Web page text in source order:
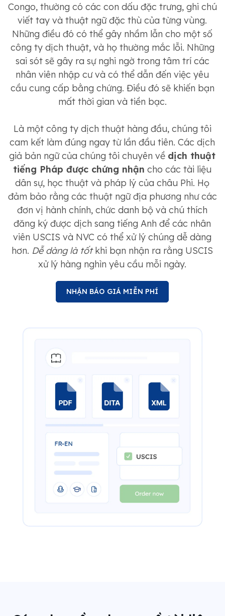
Congo, thường có các con dấu đặc trưng, ​​ghi chú
viết tay và thuật ngữ đặc thù của từng vùng.
Những điều đó có thể gây nhầm lẫn cho một số
công ty dịch thuật, và họ thường mắc lỗi. Những
sai sót sẽ gây ra sự nghi ngờ trong tâm trí các
nhân viên nhập cư và có thể dẫn đến việc yêu
cầu cung cấp bằng chứng. Điều đó sẽ khiến bạn
mất thời gian và tiền bạc.
Là một công ty dịch thuật hàng đầu, chúng tôi
cam kết làm đúng ngay từ lần đầu tiên. Các dịch
giả bản ngữ của chúng tôi chuyên về dịch thuật
tiếng Pháp được chứng nhận cho các tài liệu
dân sự, học thuật và pháp lý của châu Phi. Họ
đảm bảo rằng các thuật ngữ địa phương như các
đơn vị hành chính, chức danh bộ và chú thích
đăng ký được dịch sang tiếng Anh để các nhân
viên USCIS và NVC có thể xử lý chúng dễ dàng
hơn. Dễ dàng là tốtkhi bạn nhận ra rằng USCIS
xử lý hàng nghìn yêu cầu mỗi ngày.
NHẬN BÁO GIÁ MIỄN PHÍ